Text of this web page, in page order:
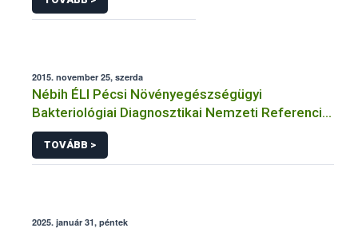
2015. november 25, szerda
Nébih ÉLI Pécsi Növényegészségügyi
Bakteriológiai Diagnosztikai Nemzeti Referencia
Laboratórium
TOVÁBB >
2025. január 31, péntek